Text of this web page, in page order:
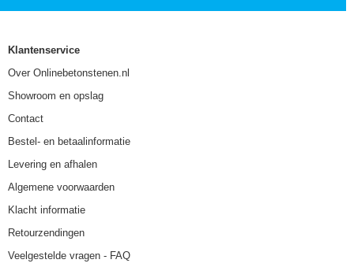
Klantenservice
Over Onlinebetonstenen.nl
Showroom en opslag
Contact
Bestel- en betaalinformatie
Levering en afhalen
Algemene voorwaarden
Klacht informatie
Retourzendingen
Veelgestelde vragen - FAQ